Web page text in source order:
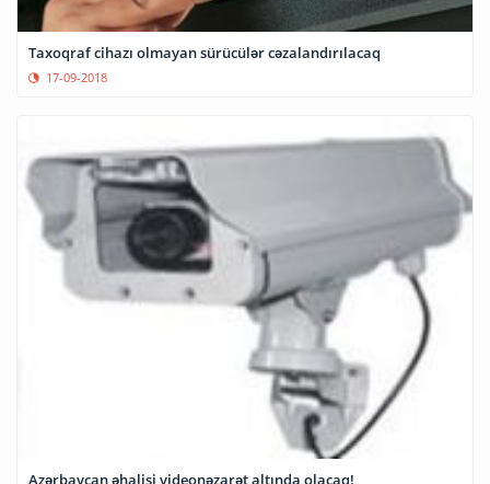
Taxoqraf cihazı olmayan sürücülər cəzalandırılacaq
17-09-2018
Azərbaycan əhalisi videonəzarət altında olacaq!